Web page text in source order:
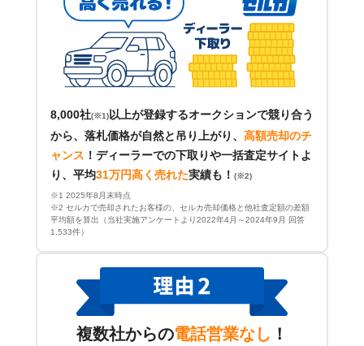
8,000社(※1)以上が登録するオークションで競り合う
から、落札価格が自然と吊り上がり、 高額売却のチ
ャンス ！ ディーラーでの下取りや一括査定サイトよ
り、平均31万円高く売れた実績も！ (※2)
※1 2025年8月末時点
※2 セルカで売却されたお客様の、セルカ売却価格と他社査定額の差額
平均額を算出（当社実施アンケートより2022年4月～2024年9月 回答
1,533件）
複数社からの電話営業なし ！